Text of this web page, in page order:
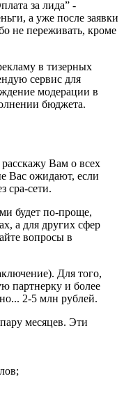
за лида” -
а уже после заявки
не переживать, кроме
в тизерных
сервис для
модерации в
бюджета.
расскажу Вам о всех
Вас ожидают, если
cpa-сети.
будет по-проще,
а для других сфер
вопросы в
Для того,
партнерку и более
2-5 млн рублей.
месяцев. Эти